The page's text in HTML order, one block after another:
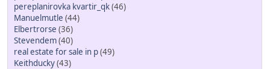
pereplanirovka kvartir_qk(46)
Manuelmutle (44)
Elbertrorse (36)
Stevendem(40)
real estate for sale in p(49)
Keithducky(43)